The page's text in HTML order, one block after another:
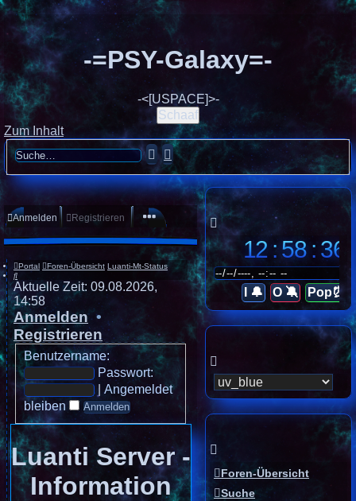
-=PSY-Galaxy=-
-<[USPACE]>-
Schaaf
Zum Inhalt
SucheErweiterte
Suche
Anmelden Registrieren
Portal Foren-Übersicht Luanti-Mt-Status
Suche
Aktuelle Zeit: 09.08.2026,
14:58
Anmelden•
Registrieren
Benutzername:
Passwort:
Angemeldet
bleiben
Luanti Server -
Information
12 : 58 : 37
I 🔔 O 🔕 Pop⏰
Foren-Übersicht
Suche